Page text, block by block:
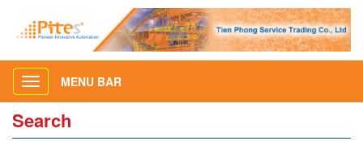
Toggle
navigation
MENU BAR
Search